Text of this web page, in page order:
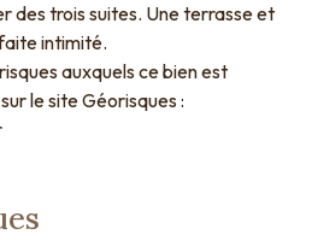
des trois suites. Une terrasse et
intimité.
auxquels ce bien est
le site Géorisques :